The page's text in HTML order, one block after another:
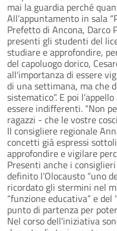
mai la guardia perché
All’appuntamento in sala
Prefetto di Ancona, Darco
presenti gli studenti del
studiare e approfondire,
del capoluogo dorico,
all'importanza di essere
di una settimana, ma che
sistematico”. E poi
essere indifferenti. “Non
ragazzi - che le vostre
Il consigliere regionale
concetti già espressi
approfondire e vigilare
Presenti anche i
definito l’Olocausto “uno
ricordato gli stermini nel
“funzione educativa” e del
punto di partenza per
Nel corso dell'iniziativa